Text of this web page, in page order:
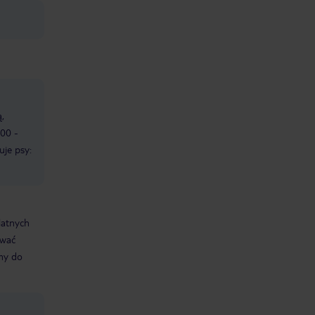
-
psy:
do